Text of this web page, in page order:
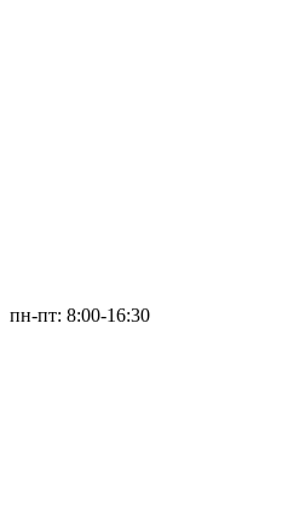
пн-пт: 8:00-16:30